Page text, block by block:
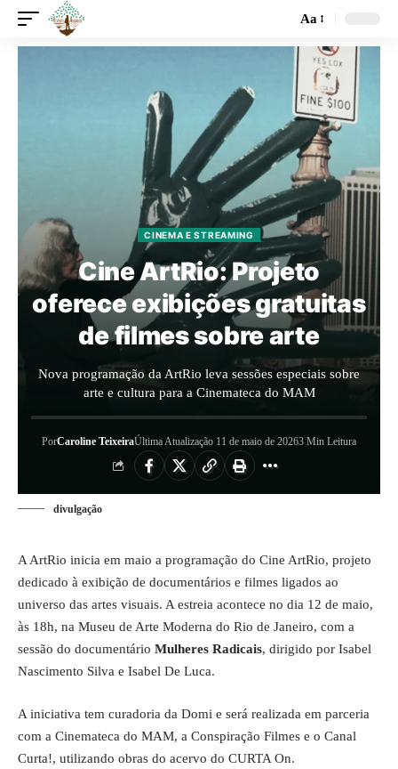
Aa
CINEMA E STREAMING
Cine ArtRio: Projeto
oferece exibições gratuitas
de filmes sobre arte
Nova programação da ArtRio leva sessões especiais sobre
arte e cultura para a Cinemateca do MAM
PorCaroline TeixeiraÚltima Atualização 11 de maio de 20263 Min Leitura
divulgação
A ArtRio inicia em maio a programação do Cine ArtRio, projeto
dedicado à exibição de documentários e filmes ligados ao
universo das artes visuais. A estreia acontece no dia 12 de maio,
às 18h, na Museu de Arte Moderna do Rio de Janeiro, com a
sessão do documentário Mulheres Radicais, dirigido por Isabel
Nascimento Silva e Isabel De Luca.
A iniciativa tem curadoria da Domi e será realizada em parceria
com a Cinemateca do MAM, a Conspiração Filmes e o Canal
Curta!, utilizando obras do acervo do CURTA On.